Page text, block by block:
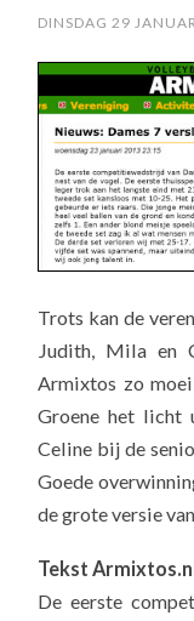
DINSDAG 29
Trots kan de
Judith, Mila en
Armixtos zo
Groene het licht
Celine bij de
Goede
de grote versie
Tekst
De eerste